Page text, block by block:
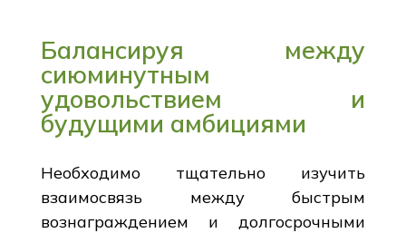
Балансируя между
сиюминутным
удовольствием и
будущими амбициями
Необходимо тщательно изучить
взаимосвязь между быстрым
вознаграждением и долгосрочными